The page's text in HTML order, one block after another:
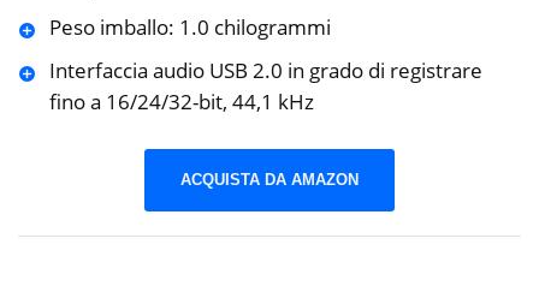
Peso imballo: 1.0 chilogrammi
Interfaccia audio USB 2.0 in grado di registrare
fino a 16/24/32-bit, 44,1 kHz
ACQUISTA DA AMAZON